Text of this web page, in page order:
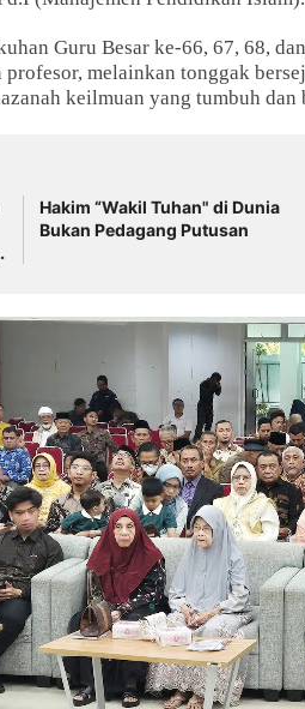
Guru Besar ke-66, 67, 68,
melainkan tonggak
keilmuan yang tumbuh dan
Hakim “Wakil Tuhan" di Dunia
Bukan Pedagang Putusan